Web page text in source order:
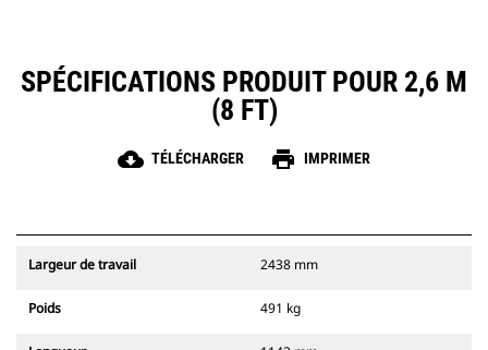
SPÉCIFICATIONS PRODUIT POUR 2,6 M
(8 FT)
cloud_download TÉLÉCHARGER print IMPRIMER
Largeur de travail 2438 mm
Poids 491 kg